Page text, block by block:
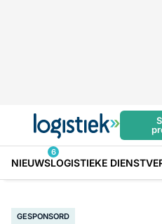
NIEUWS
6
LOGISTIEKE
GESPONSORD